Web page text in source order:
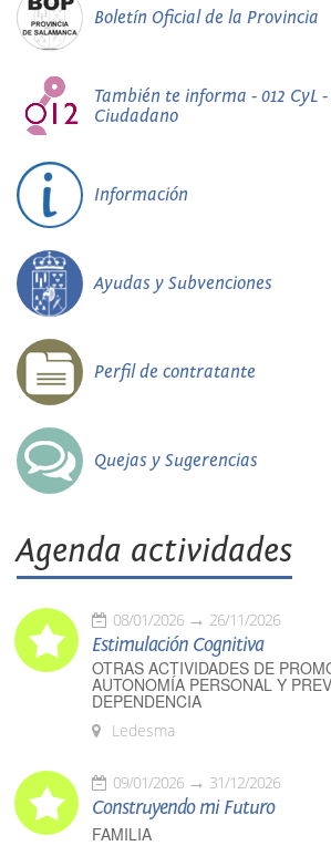
Boletín Oficial de la Provincia
También te informa - 012 CyL
Ciudadano
Información
Ayudas y Subvenciones
Perfil de contratante
Quejas y Sugerencias
Agenda actividades
08/01/2026 26/11/2026
Estimulación Cognitiva
OTRAS ACTIVIDADES DE
AUTONOMÍA PERSONAL Y
DEPENDENCIA
Ledesma
09/01/2026 31/12/2026
Construyendo mi Futuro
FAMILIA